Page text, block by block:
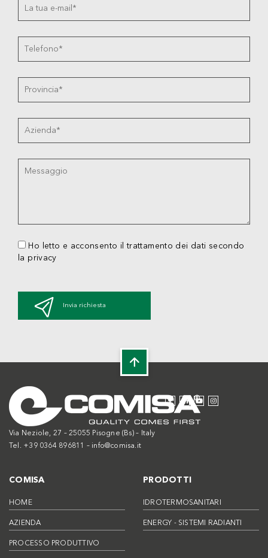
Ho letto e acconsento il trattamento dei dati secondo
la privacy
Invia richiesta
Via Neziole, 27 – 25055 Pisogne (Bs) – Italy
Tel. +39 0364 896811 – info@comisa.it
COMISA
HOME
AZIENDA
PROCESSO PRODUTTIVO
PRODOTTI
IDROTERMOSANITARI
ENERGY - SISTEMI RADIANTI